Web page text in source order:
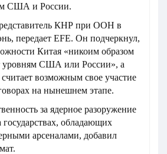
США и России.
КНР при ООН в
передает EFE. Он подчеркнул,
Китая «никоим образом
уровням США или России», а
возможным свое участие
на нынешнем этапе.
за ядерное разоружение
обладающих
арсеналами, добавил